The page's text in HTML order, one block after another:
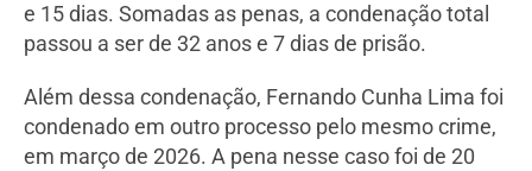
e 15 dias. Somadas as penas, a condenação total
passou a ser de 32 anos e 7 dias de prisão.
Além dessa condenação, Fernando Cunha Lima foi
condenado em outro processo pelo mesmo crime,
em março de 2026. A pena nesse caso foi de 20